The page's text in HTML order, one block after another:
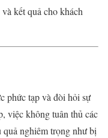
kết quả cho khách
phức tạp và đòi hỏi sự
việc không tuân thủ các
quả nghiêm trọng như bị